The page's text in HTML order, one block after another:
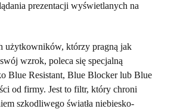
prezentacji wyświetlanych na
użytkowników, którzy pragną jak
wzrok, poleca się specjalną
Blue Resistant, Blue Blocker lub Blue
od firmy. Jest to filtr, który chroni
szkodliwego światła niebiesko-